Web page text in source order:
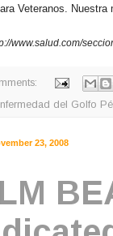
Veteranos.
www.salud.com/
del Golfo
23, 2008